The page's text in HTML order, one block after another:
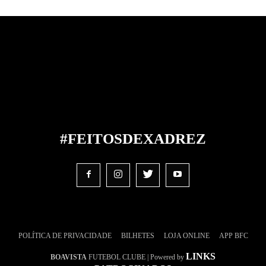
#FEITOSDEXADREZ
POLÍTICA DE PRIVACIDADE BILHETES LOJA ONLINE APP BFC
BOAVISTA FUTEBOL CLUBE | Powered by LINKS